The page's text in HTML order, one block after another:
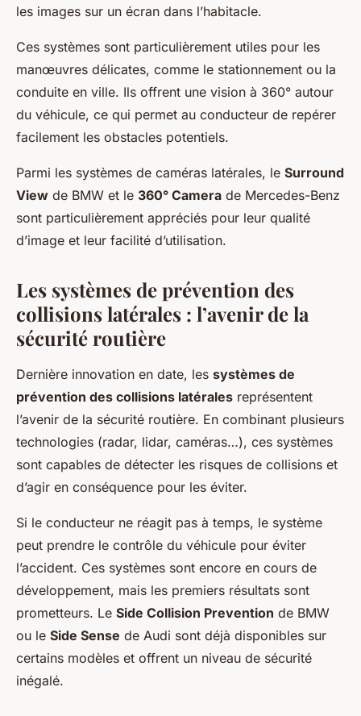
les images sur un écran dans l’habitacle.
Ces systèmes sont particulièrement utiles pour les
manœuvres délicates, comme le stationnement ou la
conduite en ville. Ils offrent une vision à 360° autour
du véhicule, ce qui permet au conducteur de repérer
facilement les obstacles potentiels.
Parmi les systèmes de caméras latérales, le Surround
View de BMW et le 360° Camera de Mercedes-Benz
sont particulièrement appréciés pour leur qualité
d’image et leur facilité d’utilisation.
Les systèmes de prévention des
collisions latérales : l’avenir de la
sécurité routière
Dernière innovation en date, les systèmes de
prévention des collisions latérales représentent
l’avenir de la sécurité routière. En combinant plusieurs
technologies (radar, lidar, caméras…), ces systèmes
sont capables de détecter les risques de collisions et
d’agir en conséquence pour les éviter.
Si le conducteur ne réagit pas à temps, le système
peut prendre le contrôle du véhicule pour éviter
l’accident. Ces systèmes sont encore en cours de
développement, mais les premiers résultats sont
prometteurs. Le Side Collision Prevention de BMW
ou le Side Sense de Audi sont déjà disponibles sur
certains modèles et offrent un niveau de sécurité
inégalé.